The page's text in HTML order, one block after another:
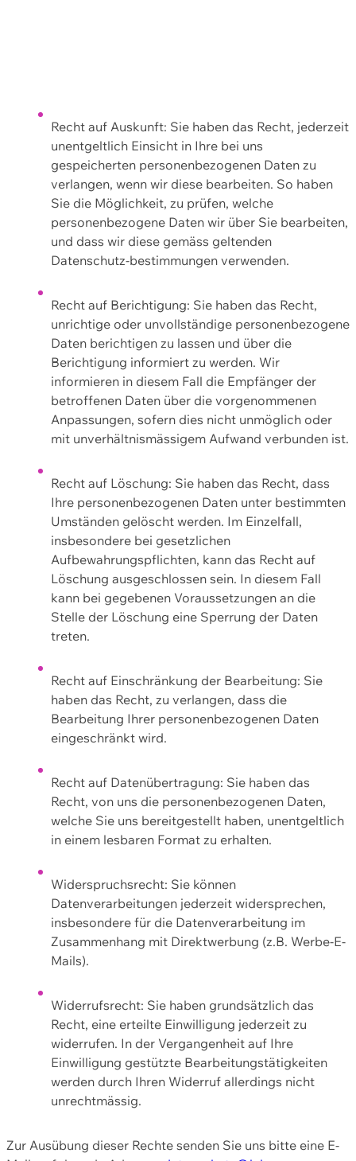
Recht auf Auskunft: Sie haben das Recht, jederzeit
unentgeltlich Einsicht in Ihre bei uns
gespeicherten personenbezogenen Daten zu
verlangen, wenn wir diese bearbeiten. So haben
Sie die Möglichkeit, zu prüfen, welche
personenbezogene Daten wir über Sie bearbeiten,
und dass wir diese gemäss geltenden
Datenschutz-bestimmungen verwenden.
Recht auf Berichtigung: Sie haben das Recht,
unrichtige oder unvollständige personenbezogene
Daten berichtigen zu lassen und über die
Berichtigung informiert zu werden. Wir
informieren in diesem Fall die Empfänger der
betroffenen Daten über die vorgenommenen
Anpassungen, sofern dies nicht unmöglich oder
mit unverhältnismässigem Aufwand verbunden ist.
Recht auf Löschung: Sie haben das Recht, dass
Ihre personenbezogenen Daten unter bestimmten
Umständen gelöscht werden. Im Einzelfall,
insbesondere bei gesetzlichen
Aufbewahrungspflichten, kann das Recht auf
Löschung ausgeschlossen sein. In diesem Fall
kann bei gegebenen Voraussetzungen an die
Stelle der Löschung eine Sperrung der Daten
treten.
Recht auf Einschränkung der Bearbeitung: Sie
haben das Recht, zu verlangen, dass die
Bearbeitung Ihrer personenbezogenen Daten
eingeschränkt wird.
Recht auf Datenübertragung: Sie haben das
Recht, von uns die personenbezogenen Daten,
welche Sie uns bereitgestellt haben, unentgeltlich
in einem lesbaren Format zu erhalten.
Widerspruchsrecht: Sie können
Datenverarbeitungen jederzeit widersprechen,
insbesondere für die Datenverarbeitung im
Zusammenhang mit Direktwerbung (z.B. Werbe-E-
Mails).
Widerrufsrecht: Sie haben grundsätzlich das
Recht, eine erteilte Einwilligung jederzeit zu
widerrufen. In der Vergangenheit auf Ihre
Einwilligung gestützte Bearbeitungstätigkeiten
werden durch Ihren Widerruf allerdings nicht
unrechtmässig.
Zur Ausübung dieser Rechte senden Sie uns bitte eine E-